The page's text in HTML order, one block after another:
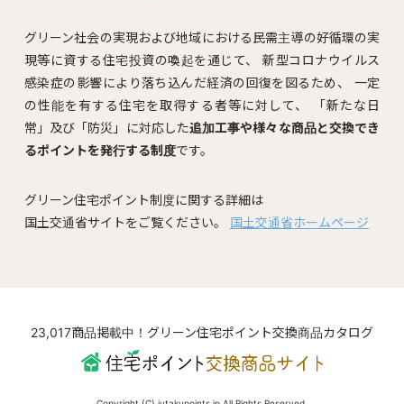
グリーン社会の実現および地域における民需主導の好循環の実
現等に資する住宅投資の喚起を通じて、
新型コロナウイルス
感染症の影響により落ち込んだ経済の回復を図るため、
一定
の性能を有する住宅を取得する者等に対して、
「新たな日
常」及び「防災」に対応した追加工事や様々な商品と交換でき
るポイントを発行する制度です。
グリーン住宅ポイント制度に関する詳細は
国土交通省サイトをご覧ください。 国土交通省ホームページ
23,017商品掲載中！グリーン住宅ポイント交換商品カタログ